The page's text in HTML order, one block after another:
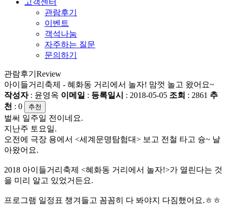
관람후기
이벤트
객석나눔
자주하는 질문
문의하기
관람후기 Review
아이들거리축제 - 혜화동 거리에서 놀자! 맘껏 놀고 왔어요~
작성자: 윤영옥 이메일 : 등록일시 : 2018-05-05 조회 : 2861 추
천 : 0 추천
벌써 일주일 전이네요.
지난주 토요일.
오전에 극장 용에서 <세계문명탐험대> 보고 전철 타고 슝~ 날
아왔어요.
2018 아이들거리축제 <혜화동 거리에서 놀자!>가 열린다는 것
을 미리 알고 있었거든요.
프로그램 일정표 챙겨들고 꼼꼼히 다 봐야지 다짐했어요.ㅎㅎ